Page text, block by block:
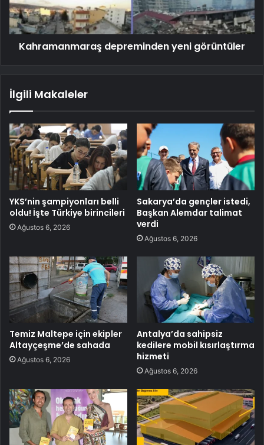
Kahramanmaraş depreminden yeni görüntüler
İlgili Makaleler
YKS’nin şampiyonları belli
oldu! İşte Türkiye birincileri
Ağustos 6, 2026
Sakarya’da gençler istedi,
Başkan Alemdar talimat
verdi
Ağustos 6, 2026
Temiz Maltepe için ekipler
Altayçeşme’de sahada
Ağustos 6, 2026
Antalya’da sahipsiz
kedilere mobil kısırlaştırma
hizmeti
Ağustos 6, 2026